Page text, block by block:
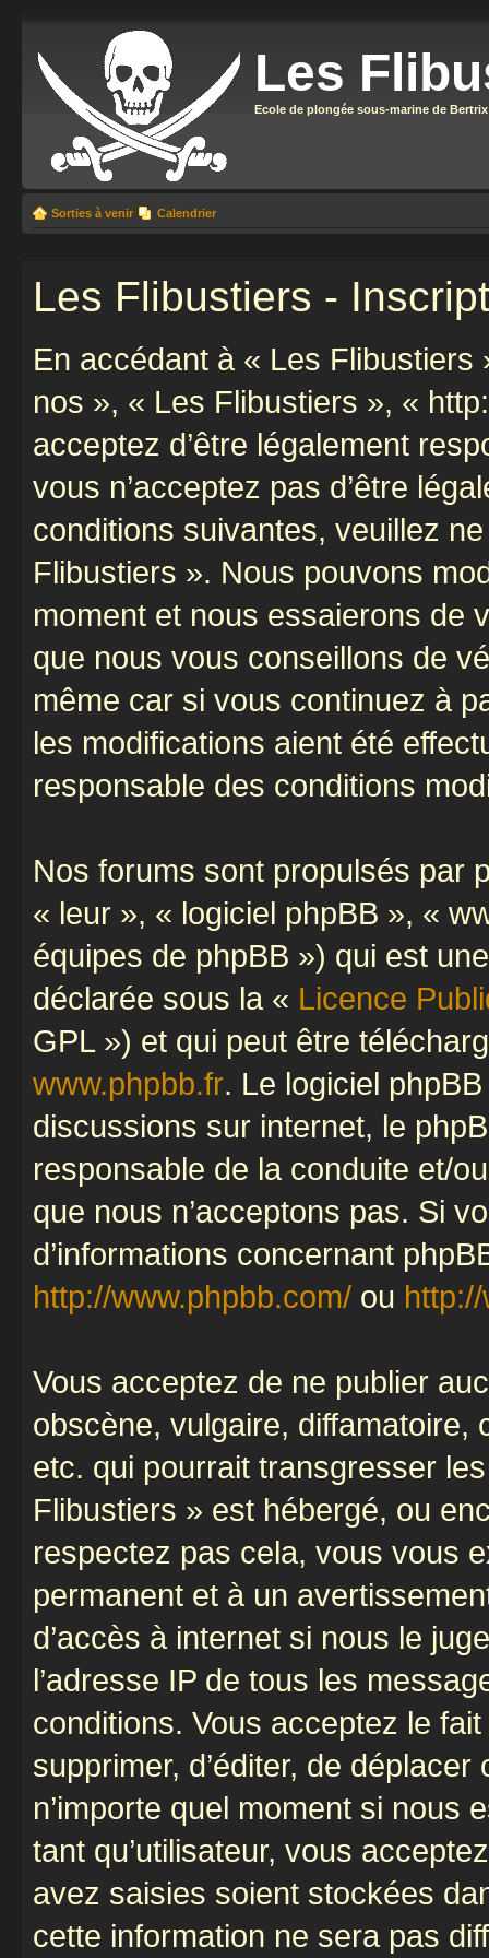
Les
Ecole de plongée sous-marine de Bertrix
Sorties à venir Calendrier
Les Flibustiers -
En accédant à « Les
nos », « Les Flibustiers », «
acceptez d’être légalement
vous n’acceptez pas d’être
conditions suivantes, veuillez
Flibustiers ». Nous pouvons
moment et nous essaierons de
que nous vous conseillons de
même car si vous continuez à
les modifications aient été
responsable des conditions
Nos forums sont propulsés par
« leur », « logiciel phpBB », «
équipes de phpBB ») qui est
déclarée sous la « Licence
GPL ») et qui peut être
www.phpbb.fr. Le logiciel
discussions sur internet, le
responsable de la conduite et/
que nous n’acceptons pas. Si
d’informations concernant
http://www.phpbb.com/ ou
Vous acceptez de ne publier
obscène, vulgaire, diffamatoire,
etc. qui pourrait transgresser
Flibustiers » est hébergé, ou
respectez pas cela, vous vous
permanent et à un
d’accès à internet si nous le
l’adresse IP de tous les
conditions. Vous acceptez le
supprimer, d’éditer, de
n’importe quel moment si nous
tant qu’utilisateur, vous
avez saisies soient stockées
cette information ne sera pas